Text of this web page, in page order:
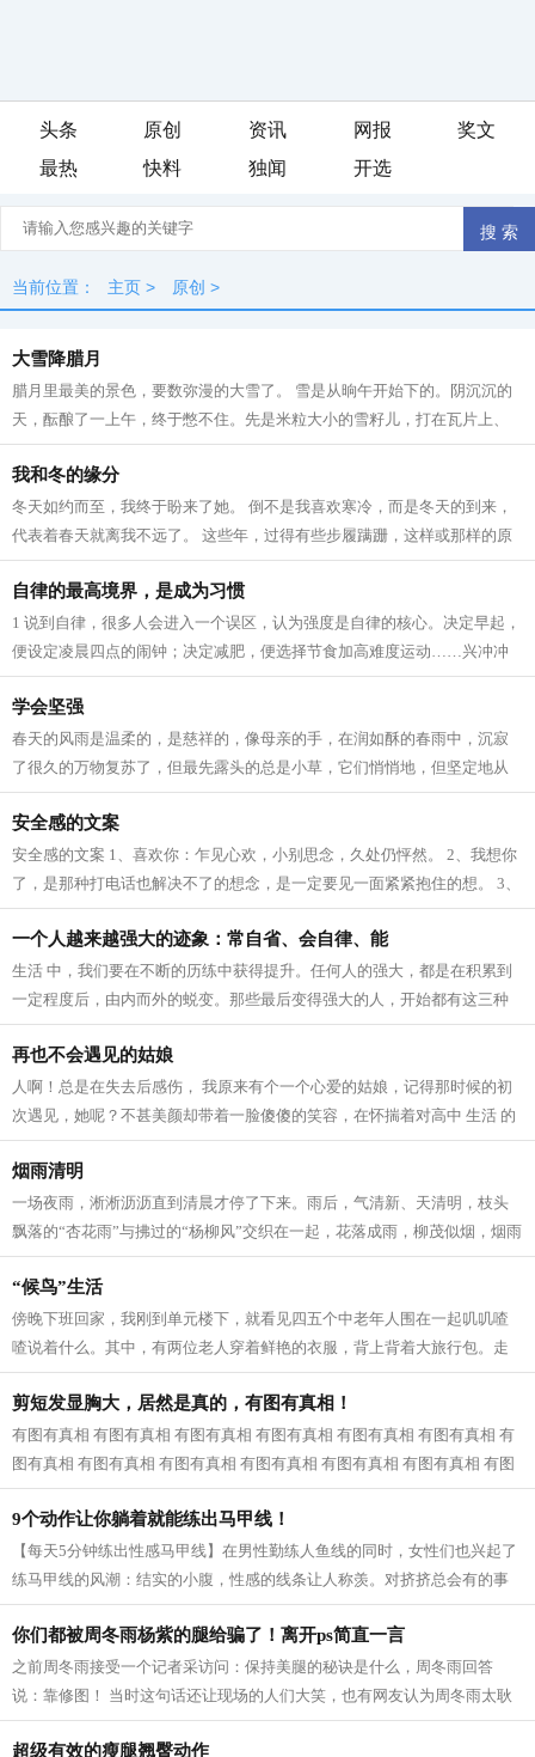
头条 原创 资讯 网报
奖文
最热
快料 独闻 开选
当前位置： 主页 > 原创 >
大雪降腊月
腊月里最美的景色，要数弥漫的大雪了。 雪是从晌午开始下的。阴沉沉的
天，酝酿了一上午，终于憋不住。先是米粒大小的雪籽儿，打在瓦片上、
枯枝上，沙沙作响。接着，雪籽中夹带...
我和冬的缘分
冬天如约而至，我终于盼来了她。 倒不是我喜欢寒冷，而是冬天的到来，
代表着春天就离我不远了。 这些年，过得有些步履蹒跚，这样或那样的原
因。所以我一直在期待着 人生 跟季节...
自律的最高境界，是成为习惯
1 说到自律，很多人会进入一个误区，认为强度是自律的核心。决定早起，
便设定凌晨四点的闹钟；决定减肥，便选择节食加高难度运动……兴冲冲
立目标，却因为强度太大，内心已有...
学会坚强
春天的风雨是温柔的，是慈祥的，像母亲的手，在润如酥的春雨中，沉寂
了很久的万物复苏了，但最先露头的总是小草，它们悄悄地，但坚定地从
土里钻出来，为山野铺上一层绿色，充...
安全感的文案
安全感的文案 1、喜欢你：乍见心欢，小别思念，久处仍怦然。 2、我想你
了，是那种打电话也解决不了的想念，是一定要见一面紧紧抱住的想。 3、
我爱这个世界上的三件事：太阳，月...
一个人越来越强大的迹象：常自省、会自律、能
生活 中，我们要在不断的历练中获得提升。任何人的强大，都是在积累到
一定程度后，由内而外的蜕变。那些最后变得强大的人，开始都有这三种
迹象。 常自省 人生 路上，每个人的境...
再也不会遇见的姑娘
人啊！总是在失去后感伤， 我原来有个一个心爱的姑娘，记得那时候的初
次遇见，她呢？不甚美颜却带着一脸傻傻的笑容，在怀揣着对高中 生活 的
向往，在人群中拥挤寻找着我的老师...
烟雨清明
一场夜雨，淅淅沥沥直到清晨才停了下来。雨后，气清新、天清明，枝头
飘落的“杏花雨”与拂过的“杨柳风”交织在一起，花落成雨，柳茂似烟，烟雨
清明寄深情。 清明，逐雨而来。...
“候鸟”生活
傍晚下班回家，我刚到单元楼下，就看见四五个中老年人围在一起叽叽喳
喳说着什么。其中，有两位老人穿着鲜艳的衣服，背上背着大旅行包。走
近一看，原来是婆婆和公公，我已经快...
剪短发显胸大，居然是真的，有图有真相！
有图有真相 有图有真相 有图有真相 有图有真相 有图有真相 有图有真相 有
图有真相 有图有真相 有图有真相 有图有真相 有图有真相 有图有真相 有图
有真相...
9个动作让你躺着就能练出马甲线！
【每天5分钟练出性感马甲线】在男性勤练人鱼线的同时，女性们也兴起了
练马甲线的风潮：结实的小腹，性感的线条让人称羡。对挤挤总会有的事
业线，拥有马甲线的女性呈现的体态更...
你们都被周冬雨杨紫的腿给骗了！离开ps简直一言
之前周冬雨接受一个记者采访问：保持美腿的秘诀是什么，周冬雨回答
说：靠修图！ 当时这句话还让现场的人们大笑，也有网友认为周冬雨太耿
直，然而，看了一些没有后期修的图片之...
超级有效的瘦腿翘臀动作